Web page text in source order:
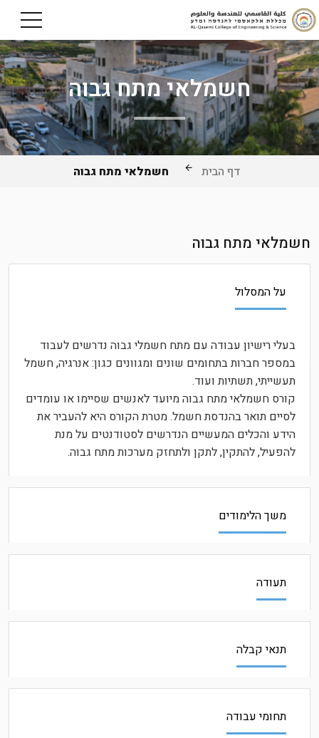
חשמלאי מתח גבוה
דף הבית חשמלאי מתח גבוה
חשמלאי מתח גבוה
על המסלול
בעלי רישיון עבודה עם מתח חשמלי גבוה נדרשים לעבוד
במספר חברות בתחומים שונים ומגוונים כגון: אנרגיה, חשמל
תעשייתי, תשתיות ועוד.
קורס חשמלאי מתח גבוה מיועד לאנשים שסיימו או עומדים
לסיים תואר בהנדסת חשמל. מטרת הקורס היא להעביר את
הידע והכלים המעשיים הנדרשים לסטודנטים על מנת
להפעיל, להתקין, לתקן ולתחזק מערכות מתח גבוה.
משך הלימודים
תעודה
תנאי קבלה
תחומי עבודה